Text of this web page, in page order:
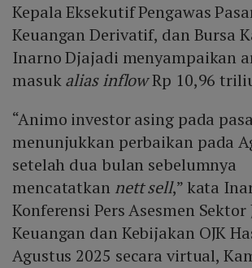
Kepala Eksekutif Pengawas
Keuangan Derivatif, dan Bursa
Inarno Djajadi menyampaikan
masukaliasinflowRp 10,96
“Animo investor asing pada
menunjukkan perbaikan pada
setelah dua bulan sebelumnya
mencatatkan nett sell,” kata
Konferensi Pers Asesmen Sektor
Keuangan dan Kebijakan OJK
Agustus 2025 secara virtual,